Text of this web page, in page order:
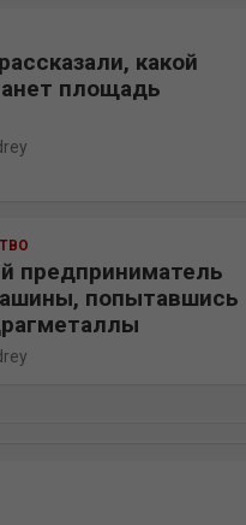
какой
площадь
предприниматель
попытавшись